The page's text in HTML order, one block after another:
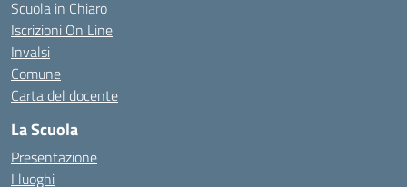
Scuola in Chiaro
Iscrizioni On Line
Invalsi
Comune
Carta del docente
La Scuola
Presentazione
I luoghi